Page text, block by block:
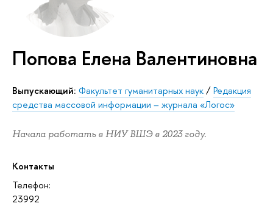
Попова Елена Валентиновна
Выпускающий: Факультет гуманитарных наук/Редакция
средства массовой информации – журнала «Логос»
Начала работать в НИУ ВШЭ в 2023 году.
Контакты
Телефон:
23992